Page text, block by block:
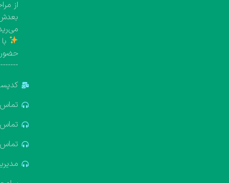
از
کدپستی:
تماس:
تماس:
تماس:
مدیریت: